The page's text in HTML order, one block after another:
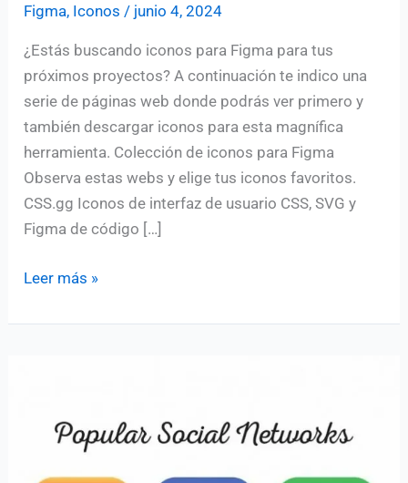
Figma, Iconos / junio 4, 2024
¿Estás buscando iconos para Figma para tus
próximos proyectos? A continuación te indico una
serie de páginas web donde podrás ver primero y
también descargar iconos para esta magnífica
herramienta. Colección de iconos para Figma
Observa estas webs y elige tus iconos favoritos.
CSS.gg Iconos de interfaz de usuario CSS, SVG y
Figma de código […]
Sitios
donde
Leer más »